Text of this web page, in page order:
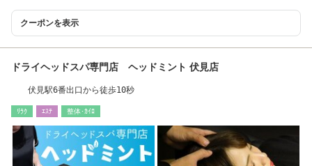
クーポンを表示
ドライヘッドスパ専門店 ヘッドミント 伏見店
伏見駅6番出口から徒歩10秒
ﾘﾗｸ ｴｽﾃ 整体･ｶｲﾛ